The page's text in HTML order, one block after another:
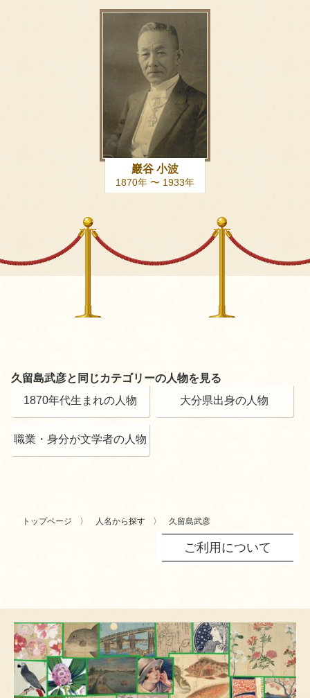
巖谷 小波
1870年 〜 1933年
久留島武彦と同じカテゴリーの人物を見る
1870年代生まれの人物
大分県出身の人物
職業・身分が文学者の人物
トップページ 人名から探す 久留島武彦
ご利用について